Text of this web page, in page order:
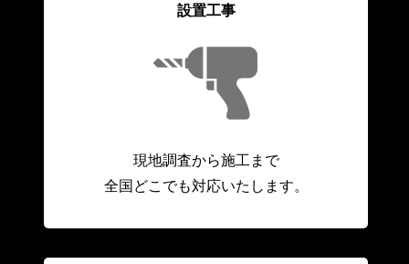
設置工事
現地調査から施工まで
全国どこでも対応いたします。